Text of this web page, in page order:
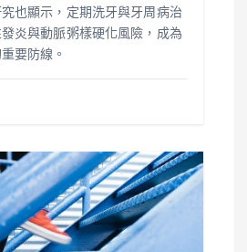
也顯示，定期洗牙與牙周病治
炎與動脈粥樣硬化風險，成為
要防線。